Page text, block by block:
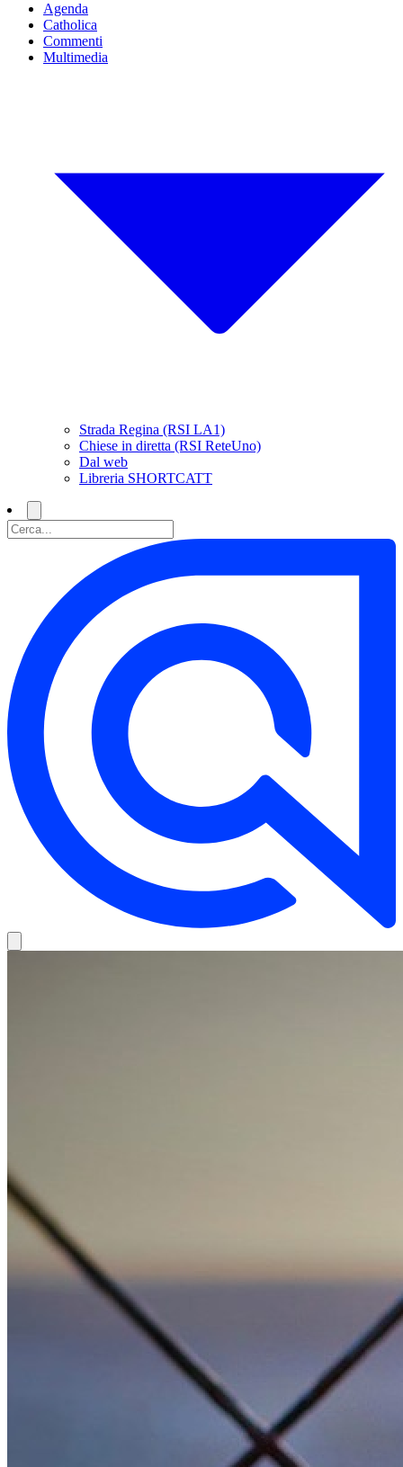
Agenda
Catholica
Commenti
Multimedia
Strada Regina (RSI LA1)
Chiese in diretta (RSI ReteUno)
Dal web
Libreria SHORTCATT